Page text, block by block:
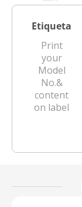
Etiqueta
Print
your
Model
No.&
content
on label